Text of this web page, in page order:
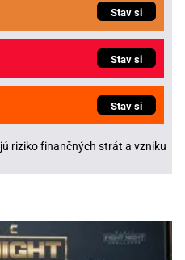
Stav si
Stav si
Stav si
riziko finančných strát a vzniku